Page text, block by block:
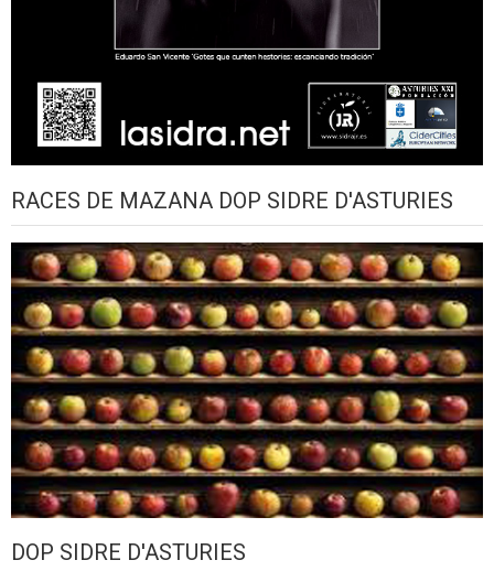
RACES DE MAZANA DOP SIDRE D'ASTURIES
DOP SIDRE D'ASTURIES